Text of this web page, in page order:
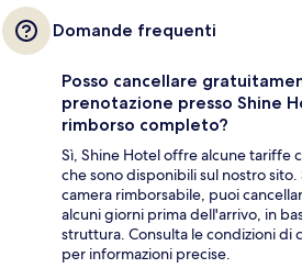
Domande frequenti
Posso cancellare
prenotazione presso Shine
rimborso completo?
Sì, Shine Hotel offre alcune tariffe
che sono disponibili sul nostro
camera rimborsabile, puoi
alcuni giorni prima dell'arrivo, in
struttura. Consulta le condizioni di
per informazioni precise.